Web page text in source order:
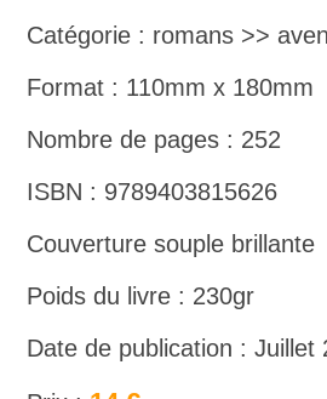
Catégorie : romans >>
Format : 110mm x 180mm
Nombre de pages : 252
ISBN : 9789403815626
Couverture souple brillante
Poids du livre : 230gr
Date de publication : Juillet